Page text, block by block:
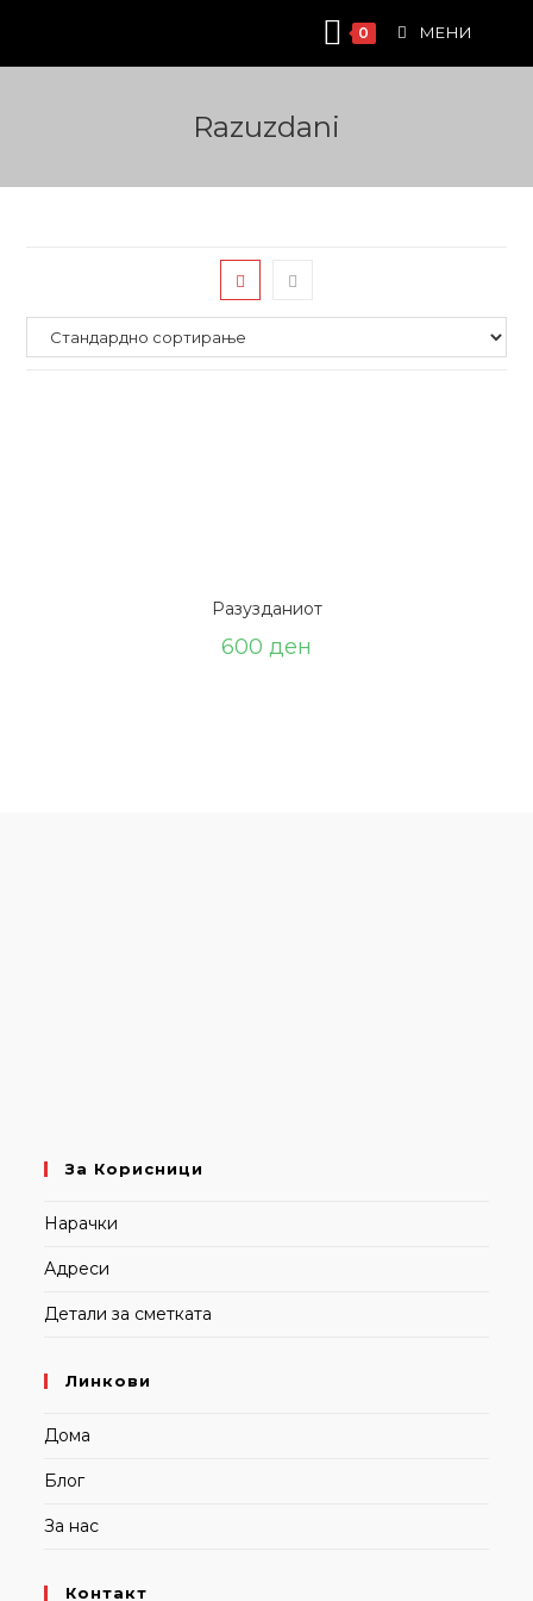
content
0 МЕНИ
Razuzdani
Разузданиот
600 ден
За Корисници
Нарачки
Адреси
Детали за сметката
Линкови
Дома
Блог
За нас
Контакт